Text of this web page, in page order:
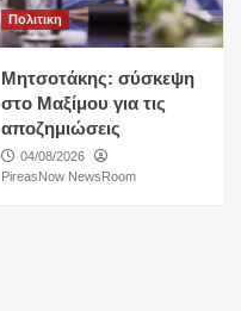
Πολιτικη
Μητσοτάκης: σύσκεψη
στο Μαξίμου για τις
αποζημιώσεις
04/08/2026
PireasNow NewsRoom